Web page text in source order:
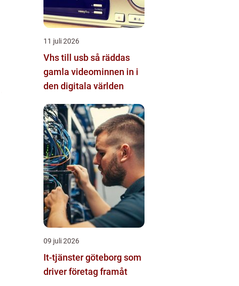
11 juli 2026
Vhs till usb så räddas
gamla videominnen in i
den digitala världen
09 juli 2026
It-tjänster göteborg som
driver företag framåt